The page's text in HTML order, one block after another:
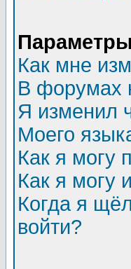
Как мне
В форумах
Я изменил
Моего
Как я могу
Как я могу
Когда я
войти?